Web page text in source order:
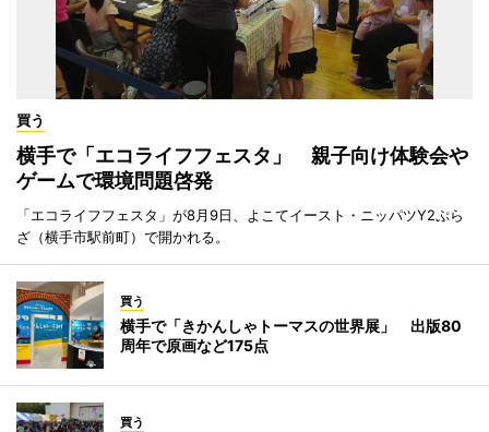
買う
横手で「エコライフフェスタ」 親子向け体験会や
ゲームで環境問題啓発
「エコライフフェスタ」が8月9日、よこてイースト・ニッパツY2ぷら
ざ（横手市駅前町）で開かれる。
買う
横手で「きかんしゃトーマスの世界展」 出版80
周年で原画など175点
買う